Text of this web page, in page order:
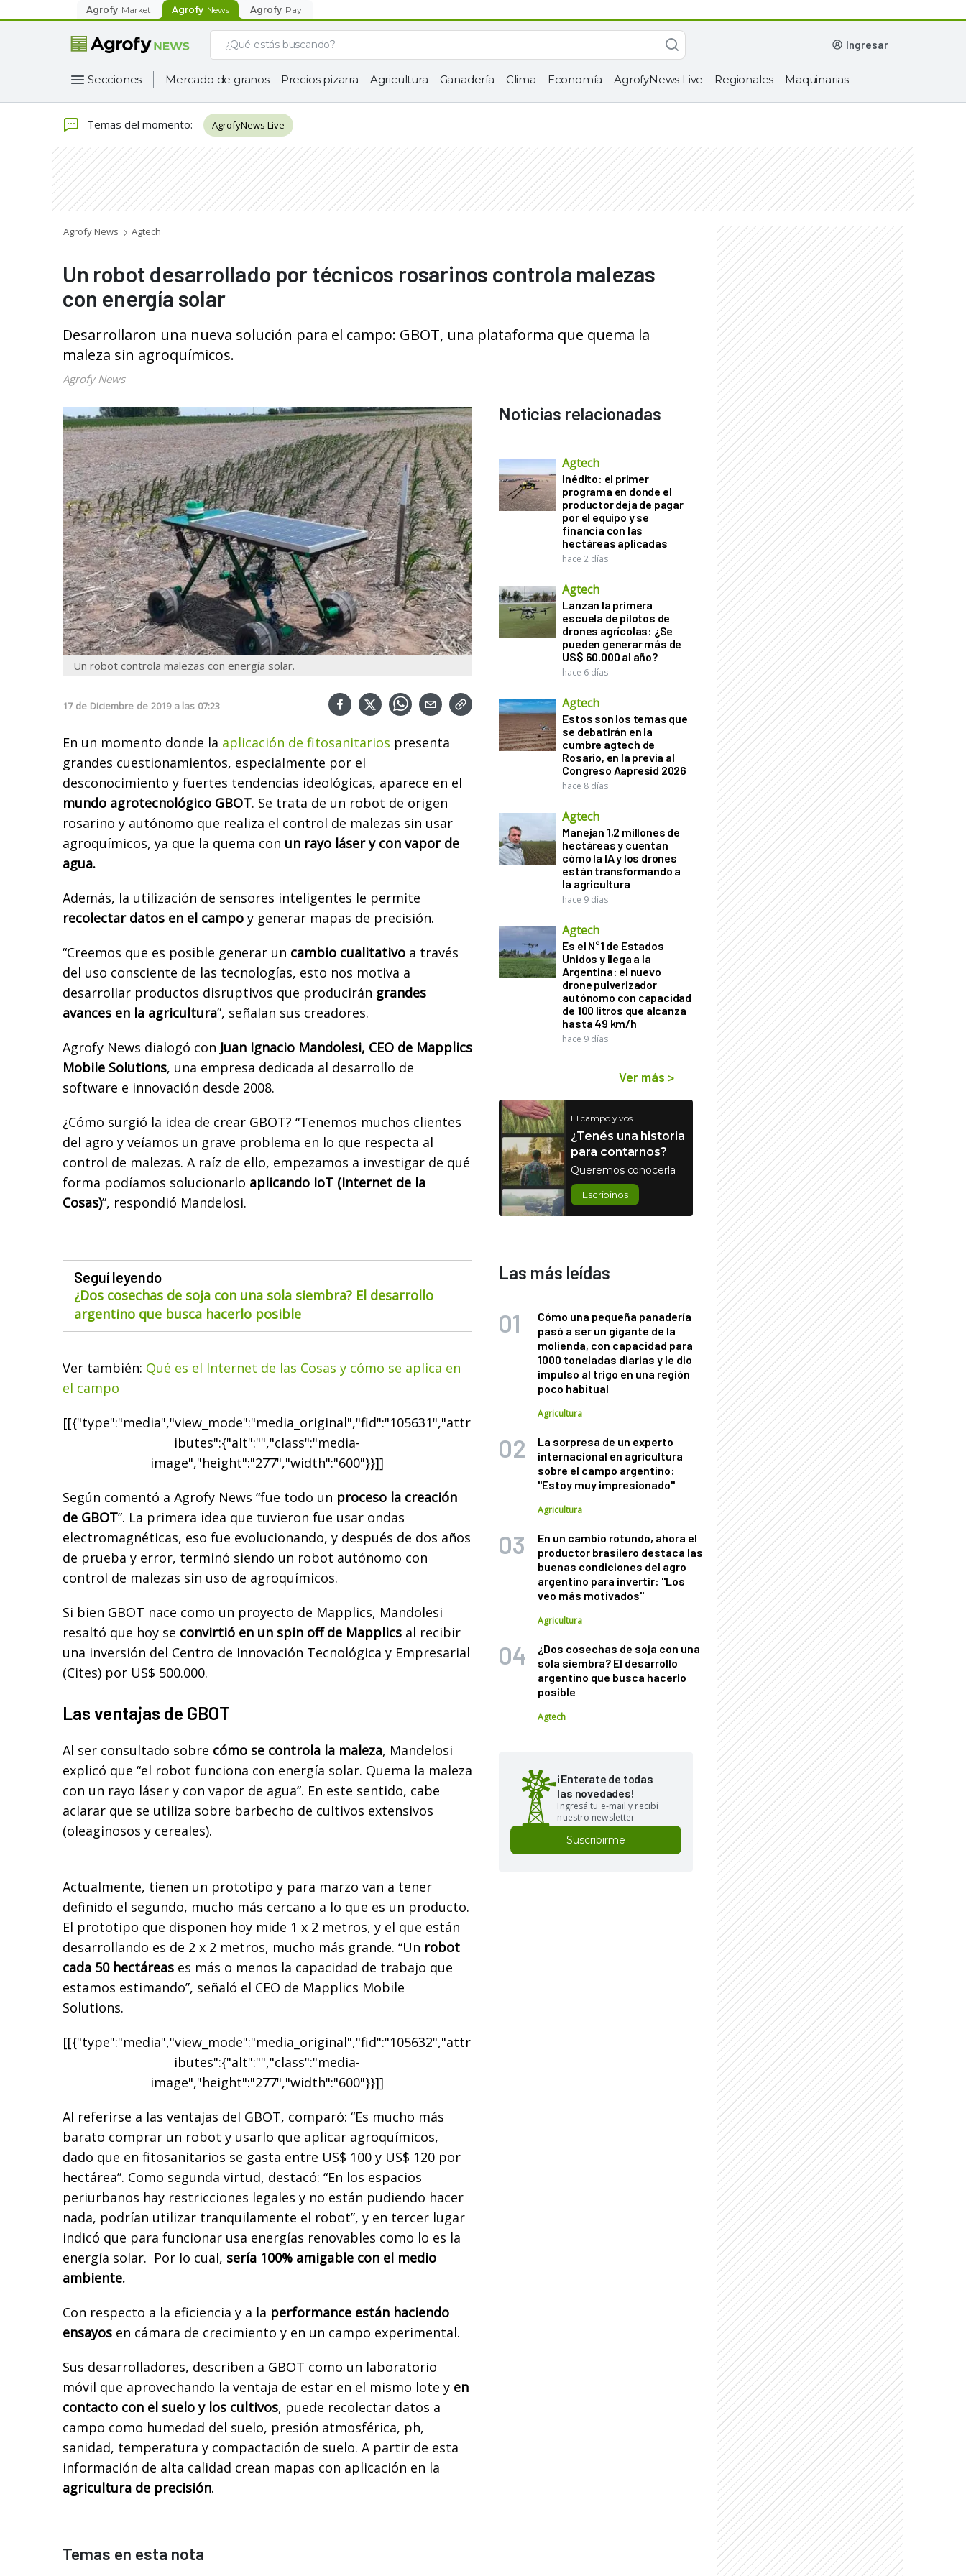
Agrofy Market Agrofy News Agrofy Pay
ingresar
Secciones Mercado de granos Precios pizarra Agricultura Ganadería Clima Economía AgrofyNews Live Regionales Maquinarias
Temas del momento: AgrofyNews Live
Agrofy News Agtech
Un robot desarrollado por técnicos rosarinos controla malezas
con energía solar
Desarrollaron una nueva solución para el campo: GBOT, una plataforma que quema la
maleza sin agroquímicos.
Agrofy News
Un robot controla malezas con energía solar.
17 de Diciembre de 2019 a las 07:23
En un momento donde la aplicación de fitosanitarios presenta
grandes cuestionamientos, especialmente por el
desconocimiento y fuertes tendencias ideológicas, aparece en el
mundo agrotecnológico GBOT. Se trata de un robot de origen
rosarino y autónomo que realiza el control de malezas sin usar
agroquímicos, ya que la quema con un rayo láser y con vapor de
agua.
Además, la utilización de sensores inteligentes le permite
recolectar datos en el campo y generar mapas de precisión.
“Creemos que es posible generar un cambio cualitativo a través
del uso consciente de las tecnologías, esto nos motiva a
desarrollar productos disruptivos que producirán grandes
avances en la agricultura”, señalan sus creadores.
Agrofy News dialogó con Juan Ignacio Mandolesi, CEO de Mapplics
Mobile Solutions, una empresa dedicada al desarrollo de
software e innovación desde 2008.
¿Cómo surgió la idea de crear GBOT? “Tenemos muchos clientes
del agro y veíamos un grave problema en lo que respecta al
control de malezas. A raíz de ello, empezamos a investigar de qué
forma podíamos solucionarlo aplicando IoT (Internet de la
Cosas)”, respondió Mandelosi.
Seguí leyendo
¿Dos cosechas de soja con una sola siembra? El desarrollo
argentino que busca hacerlo posible
Ver también: Qué es el Internet de las Cosas y cómo se aplica en
el campo
[[{"type":"media","view_mode":"media_original","fid":"105631","attr
ibutes":{"alt":"","class":"media-
image","height":"277","width":"600"}}]]
Según comentó a Agrofy News “fue todo un proceso la creación
de GBOT”. La primera idea que tuvieron fue usar ondas
electromagnéticas, eso fue evolucionando, y después de dos años
de prueba y error, terminó siendo un robot autónomo con
control de malezas sin uso de agroquímicos.
Si bien GBOT nace como un proyecto de Mapplics, Mandolesi
resaltó que hoy se convirtió en un spin off de Mapplics al recibir
una inversión del Centro de Innovación Tecnológica y Empresarial
(Cites) por US$ 500.000.
Las ventajas de GBOT
Al ser consultado sobre cómo se controla la maleza, Mandelosi
explicó que “el robot funciona con energía solar. Quema la maleza
con un rayo láser y con vapor de agua”. En este sentido, cabe
aclarar que se utiliza sobre barbecho de cultivos extensivos
(oleaginosos y cereales).
Actualmente, tienen un prototipo y para marzo van a tener
definido el segundo, mucho más cercano a lo que es un producto.
El prototipo que disponen hoy mide 1 x 2 metros, y el que están
desarrollando es de 2 x 2 metros, mucho más grande. “Un robot
cada 50 hectáreas es más o menos la capacidad de trabajo que
estamos estimando”, señaló el CEO de Mapplics Mobile
Solutions.
[[{"type":"media","view_mode":"media_original","fid":"105632","attr
ibutes":{"alt":"","class":"media-
image","height":"277","width":"600"}}]]
Al referirse a las ventajas del GBOT, comparó: “Es mucho más
barato comprar un robot y usarlo que aplicar agroquímicos,
dado que en fitosanitarios se gasta entre US$ 100 y US$ 120 por
hectárea”. Como segunda virtud, destacó: “En los espacios
periurbanos hay restricciones legales y no están pudiendo hacer
nada, podrían utilizar tranquilamente el robot”, y en tercer lugar
indicó que para funcionar usa energías renovables como lo es la
energía solar. Por lo cual, sería 100% amigable con el medio
ambiente.
Con respecto a la eficiencia y a la performance están haciendo
ensayos en cámara de crecimiento y en un campo experimental.
Sus desarrolladores, describen a GBOT como un laboratorio
móvil que aprovechando la ventaja de estar en el mismo lote y en
contacto con el suelo y los cultivos, puede recolectar datos a
campo como humedad del suelo, presión atmosférica, ph,
sanidad, temperatura y compactación de suelo. A partir de esta
información de alta calidad crean mapas con aplicación en la
agricultura de precisión.
Noticias relacionadas
Agtech
Inédito: el primer
programa en donde el
productor deja de pagar
por el equipo y se
financia con las
hectáreas aplicadas
hace 2 días
Agtech
Lanzan la primera
escuela de pilotos de
drones agrícolas: ¿Se
pueden generar más de
US$ 60.000 al año?
hace 6 días
Agtech
Estos son los temas que
se debatirán en la
cumbre agtech de
Rosario, en la previa al
Congreso Aapresid 2026
hace 8 días
Agtech
Manejan 1,2 millones de
hectáreas y cuentan
cómo la IA y los drones
están transformando a
la agricultura
hace 9 días
Agtech
Es el N°1 de Estados
Unidos y llega a la
Argentina: el nuevo
drone pulverizador
autónomo con capacidad
de 100 litros que alcanza
hasta 49 km/h
hace 9 días
Ver más >
El campo y vos
¿Tenés una historia
para contarnos?
Queremos conocerla
Escribinos
Las más leídas
Cómo una pequeña panadería
pasó a ser un gigante de la
molienda, con capacidad para
1000 toneladas diarias y le dio
impulso al trigo en una región
poco habitual
Agricultura
La sorpresa de un experto
internacional en agricultura
sobre el campo argentino:
"Estoy muy impresionado"
Agricultura
En un cambio rotundo, ahora el
productor brasilero destaca las
buenas condiciones del agro
argentino para invertir: "Los
veo más motivados"
Agricultura
¿Dos cosechas de soja con una
sola siembra? El desarrollo
argentino que busca hacerlo
posible
Agtech
¡Enterate de todas
las novedades!
Ingresá tu e-mail y recibí
nuestro newsletter
Suscribirme
Temas en esta nota